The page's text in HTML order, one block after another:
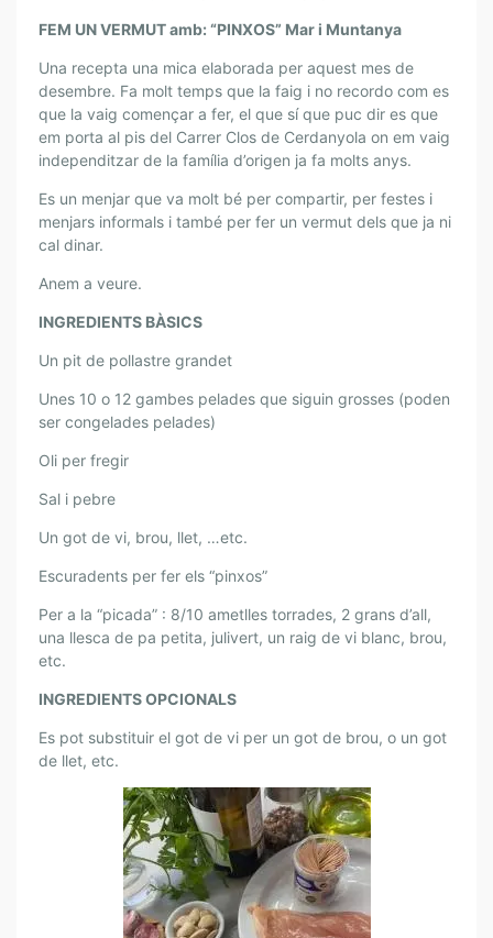
V
E
R
M
U
T
A
M
B
P
I
X
O
S
M
A
I
M
N
T
A
N
A
FEM UN VERMUT amb: “PINXOS” Mar i Muntanya
Una recepta una mica elaborada per aquest mes de
desembre. Fa molt temps que la faig i no recordo com es
que la vaig començar a fer, el que sí que puc dir es que
em porta al pis del Carrer Clos de Cerdanyola on em vaig
independitzar de la família d’origen ja fa molts anys.
Es un menjar que va molt bé per compartir, per festes i
menjars informals i també per fer un vermut dels que ja ni
cal dinar.
Anem a veure.
INGREDIENTS BÀSICS
Un pit de pollastre grandet
Unes 10 o 12 gambes pelades que siguin grosses (poden
ser congelades pelades)
Oli per fregir
Sal i pebre
Un got de vi, brou, llet, …etc.
Escuradents per fer els “pinxos”
Per a la “picada” : 8/10 ametlles torrades, 2 grans d’all,
una llesca de pa petita, julivert, un raig de vi blanc, brou,
etc.
INGREDIENTS OPCIONALS
Es pot substituir el got de vi per un got de brou, o un got
de llet, etc.